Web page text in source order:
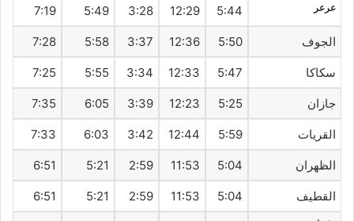
عرعر 5:44
12:29
3:28
5:49
7:19
الجوف 5:50
12:36
3:37
5:58
7:28
سكاكا 5:47
12:33
3:34
5:55
7:25
جازان 5:25
12:23
3:39
6:05
7:35
القريات 5:59
12:44
3:42
6:03
7:33
الظهران 5:04
11:53
2:59
5:21
6:51
القطيف‎ 5:04
11:53
2:59
5:21
6:51